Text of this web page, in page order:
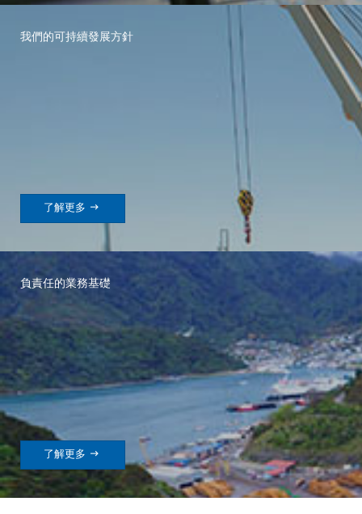
我們的可持續發展方針
了解更多 
負責任的業務基礎
了解更多 